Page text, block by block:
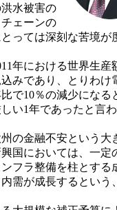
水被害の
ェーンの
っては深刻な苦境が
年における世界生産
みであり、とりわけ
で10％の減少になる
い1年であったと言
の金融不安という大
国においては、一定
フラ整備を柱とする
需が成長するという